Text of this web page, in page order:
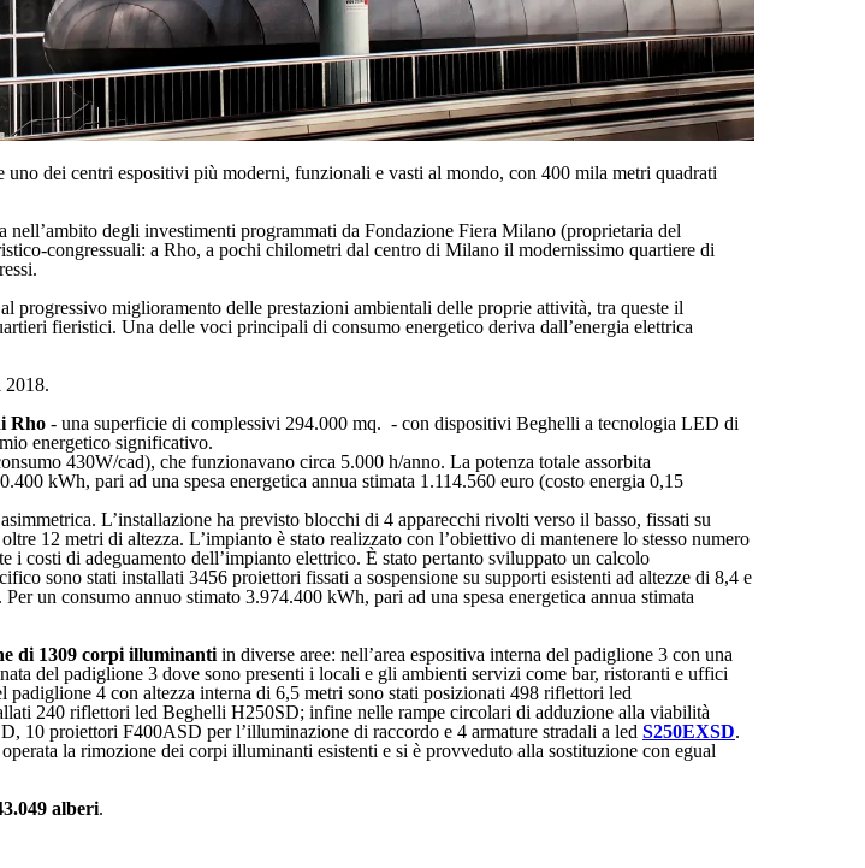
dei centri espositivi più moderni, funzionali e vasti al mondo, con 400 mila metri quadrati
degli investimenti programmati da Fondazione Fiera Milano (proprietaria del
congressuali: a Rho, a pochi chilometri dal centro di Milano il modernissimo quartiere di
miglioramento delle prestazioni ambientali delle proprie attività, tra queste il
fieristici. Una delle voci principali di consumo energetico deriva dall’energia elettrica
2018.
Rho - una superficie di complessivi 294.000 mq. - con dispositivi Beghelli a tecnologia LED di
energetico significativo.
430W/cad), che funzionavano circa 5.000 h/anno. La potenza totale assorbita
kWh, pari ad una spesa energetica annua stimata 1.114.560 euro (costo energia 0,15
L’installazione ha previsto blocchi di 4 apparecchi rivolti verso il basso, fissati su
12 metri di altezza. L’impianto è stato realizzato con l’obiettivo di mantenere lo stesso numero
costi di adeguamento dell’impianto elettrico. È stato pertanto sviluppato un calcolo
sono stati installati 3456 proiettori fissati a sospensione su supporti esistenti ad altezze di 8,4 e
un consumo annuo stimato 3.974.400 kWh, pari ad una spesa energetica annua stimata
di 1309 corpi illuminanti in diverse aree: nell’area espositiva interna del padiglione 3 con una
del padiglione 3 dove sono presenti i locali e gli ambienti servizi come bar, ristoranti e uffici
padiglione 4 con altezza interna di 6,5 metri sono stati posizionati 498 riflettori led
240 riflettori led Beghelli H250SD; infine nelle rampe circolari di adduzione alla viabilità
10 proiettori F400ASD per l’illuminazione di raccordo e 4 armature stradali a led S250EXSD.
la rimozione dei corpi illuminanti esistenti e si è provveduto alla sostituzione con egual
alberi.